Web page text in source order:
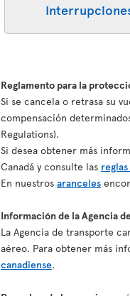
Reglamento para la
Si se cancela o retrasa su
compensación
Regulations).
Si desea obtener más
Canadá y consulte las
En nuestros aranceles
Información de la Agencia
La Agencia de transporte
aéreo. Para obtener más
canadiense.